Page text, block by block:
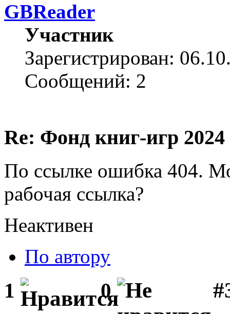
GBReader
Участник
Зарегистрирован:
Сообщений: 2
Re: Фонд книг-игр 2024
По ссылке ошибка 404.
рабочая ссылка?
Неактивен
По автору
1 0